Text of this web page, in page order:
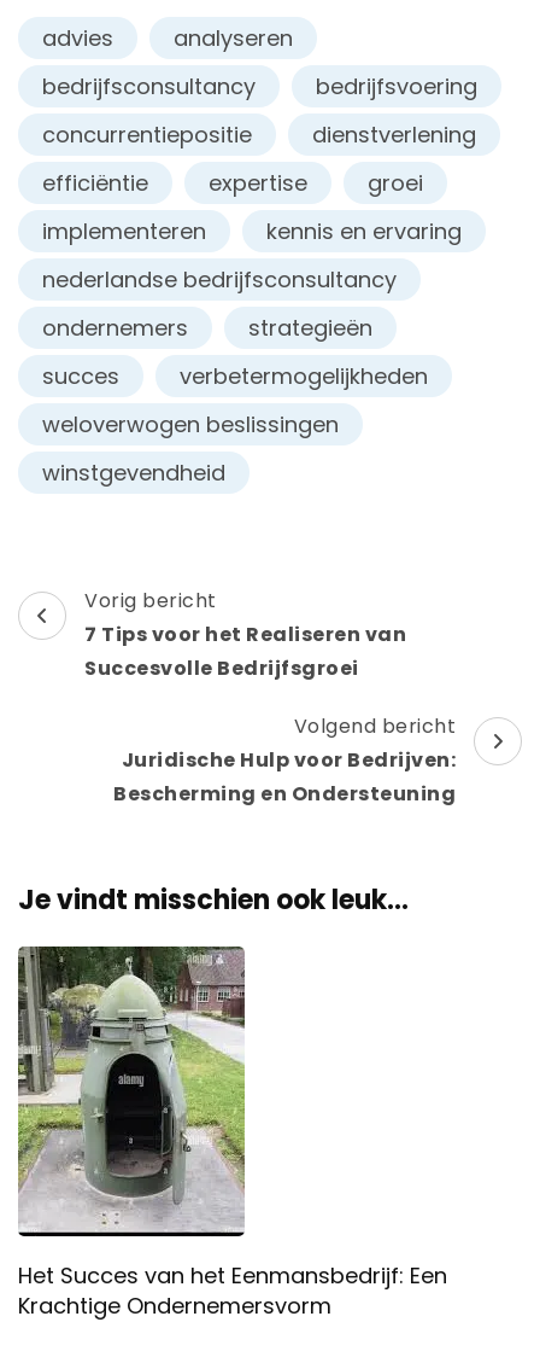
advies
analyseren
bedrijfsconsultancy
bedrijfsvoering
concurrentiepositie
dienstverlening
efficiëntie
expertise
groei
implementeren
kennis en ervaring
nederlandse bedrijfsconsultancy
ondernemers
strategieën
succes
verbetermogelijkheden
weloverwogen beslissingen
winstgevendheid
Berichtnavigatie
Vorig bericht
7 Tips voor het Realiseren van
Succesvolle Bedrijfsgroei
Volgend bericht
Juridische Hulp voor Bedrijven:
Bescherming en Ondersteuning
Je vindt misschien ook leuk...
Het Succes van het Eenmansbedrijf: Een
Krachtige Ondernemersvorm